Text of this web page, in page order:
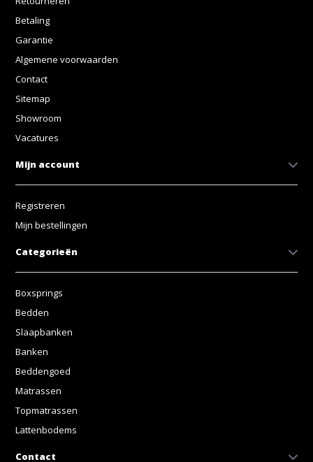
Betaling
Garantie
Algemene voorwaarden
Contact
Sitemap
Showroom
Vacatures
Mijn account
Registreren
Mijn bestellingen
Categorieën
Boxsprings
Bedden
Slaapbanken
Banken
Beddengoed
Matrassen
Topmatrassen
Lattenbodems
Contact